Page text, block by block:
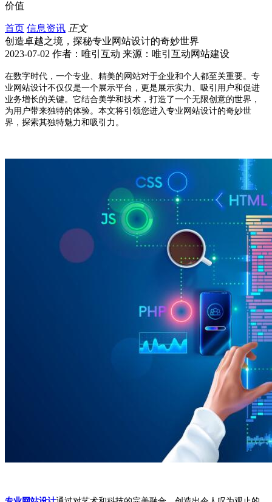
价值
首页 信息资讯 正文
创造卓越之境，探秘专业网站设计的奇妙世界
2023-07-02 作者：唯引互动 来源：唯引互动网站建设
在数字时代，一个专业、精美的网站对于企业和个人都至关重要。专
业网站设计不仅仅是一个展示平台，更是展示实力、吸引用户和促进
业务增长的关键。它结合美学和技术，打造了一个无限创意的世界，
为用户带来独特的体验。本文将引领您进入专业网站设计的奇妙世
界，探索其独特魅力和吸引力。